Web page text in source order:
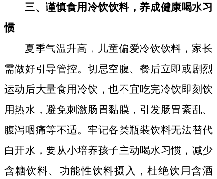
三、谨慎食用冷饮饮料，养成健康喝水习
惯
夏季气温升高，儿童偏爱冷饮饮料，家长
需做好引导管控。切忌空腹、餐后立即或剧烈
运动后大量食用冷饮，也不宜吃完冷饮即刻饮
用热水，避免刺激肠胃黏膜，引发肠胃紊乱、
腹泻咽痛等不适。牢记各类瓶装饮料无法替代
白开水，要从小培养孩子主动喝水习惯，减少
含糖饮料、功能性饮料摄入，杜绝饮用含酒